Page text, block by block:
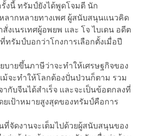
งนี้ ทรัมป์ยังได้พูดโจมตี นัก
ลากหลายทางเพศ ผู้สนับสนุนแนวคิด
งเนรเทศผู้อพยพ และ โจ ไบเดน อดีต
ทรัมป์บอกว่าโกงการเลือกตั้งเมื่อปี
บายขึ้นภาษีว่าจะทำให้เศรษฐกิจของ
จะทำให้โลกต้องปั่นป่วนก็ตาม รวม
ากับจีนได้สำเร็จ และจะเป็นข้อตกลงที่
ยเป้าหมายสูงสุดของทรัมป์คือการ
จัดงานจะเต็มไปด้วยผู้สนับสนุนของ